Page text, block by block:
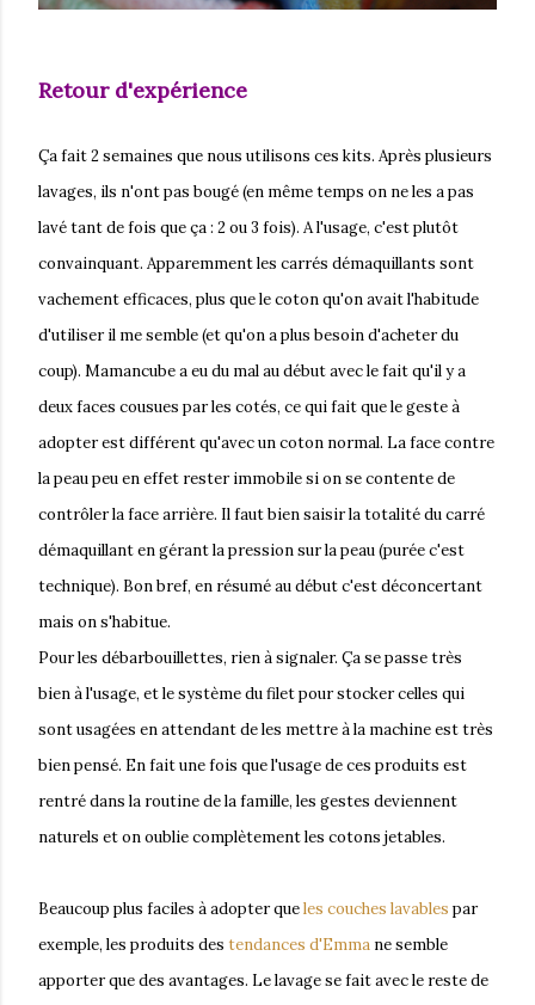
Retour d'expérience
Ça fait 2 semaines que nous utilisons ces kits. Après plusieurs
lavages, ils n'ont pas bougé (en même temps on ne les a pas
lavé tant de fois que ça : 2 ou 3 fois). A l'usage, c'est plutôt
convainquant. Apparemment les carrés démaquillants sont
vachement efficaces, plus que le coton qu'on avait l'habitude
d'utiliser il me semble (et qu'on a plus besoin d'acheter du
coup). Mamancube a eu du mal au début avec le fait qu'il y a
deux faces cousues par les cotés, ce qui fait que le geste à
adopter est différent qu'avec un coton normal. La face contre
la peau peu en effet rester immobile si on se contente de
contrôler la face arrière. Il faut bien saisir la totalité du carré
démaquillant en gérant la pression sur la peau (purée c'est
technique). Bon bref, en résumé au début c'est déconcertant
mais on s'habitue.
Pour les débarbouillettes, rien à signaler. Ça se passe très
bien à l'usage, et le système du filet pour stocker celles qui
sont usagées en attendant de les mettre à la machine est très
bien pensé. En fait une fois que l'usage de ces produits est
rentré dans la routine de la famille, les gestes deviennent
naturels et on oublie complètement les cotons jetables.
Beaucoup plus faciles à adopter queles couches lavables par
exemple, les produits des tendances d'Emma ne semble
apporter que des avantages. Le lavage se fait avec le reste de